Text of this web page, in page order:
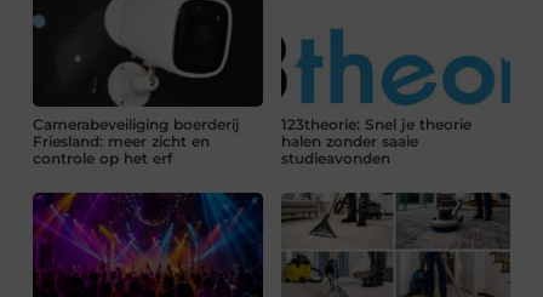
Camerabeveiliging boerderij
Friesland: meer zicht en
controle op het erf
123theorie: Snel je theorie
halen zonder saaie
studieavonden